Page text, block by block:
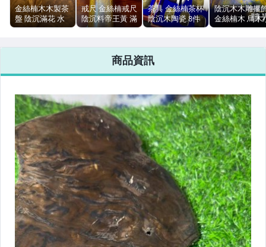
金絲楠木木製茶
盤 陰沉滿花 水
波紋 芝麻瘤 無
戒尺 金絲楠戒尺
陰沉料帝王黃 滿
金絲果香
茶具 金絲楠茶杯
陰沉木陶瓷 8件
套 公道杯 30ml
陰沉木木雕擺
金絲楠木 烏木
墩 高17cm 直
商品資訊